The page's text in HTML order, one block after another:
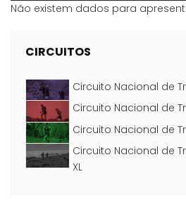
Não existem dados para
CIRCUITOS
Circuito Nacional de
Circuito Nacional de
Circuito Nacional de
Circuito Nacional de
XL